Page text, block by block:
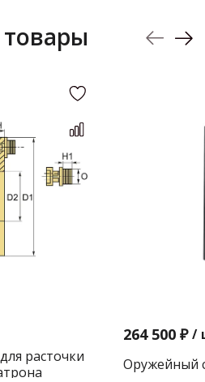
расточки
264 500 ₽ /
Оружейный